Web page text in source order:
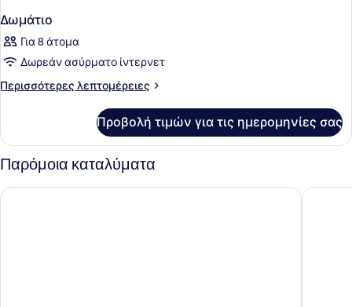
Δωμάτιο
Για 8 άτομα
Δωρεάν ασύρματο ίντερνετ
Περισσότερες λεπτομέρειες
Περισσότερες
Προβολή τιμών για τις ημερομηνίες σας
Παρόμοια καταλύματα
Don Carlos Marbella El